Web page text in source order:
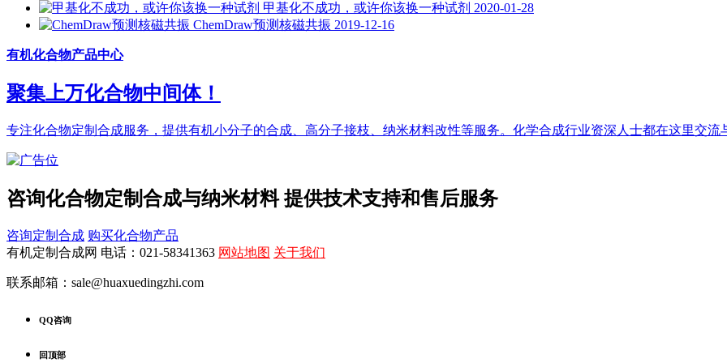
甲基化不成功，或许你该换一种试剂 2020-01-28
ChemDraw预测核磁共振 2019-12-16
有机化合物产品中心
聚集上万化合物中间体！
专注化合物定制合成服务，提供有机小分子的合成、高分子接枝、纳米材料改性等服务。化学合成行业资深人士都在这里交流
咨询化合物定制合成与纳米材料 提供技术支持和售后服务
咨询定制合成 购买化合物产品
有机定制合成网 电话：021-58341363 网站地图 关于我们
联系邮箱：sale@huaxuedingzhi.com
QQ咨询
回顶部